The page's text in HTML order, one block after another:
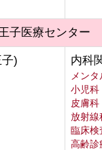
子医療センター
) 内科
メン
小児科
皮膚科
放射線
臨床検
高齢診